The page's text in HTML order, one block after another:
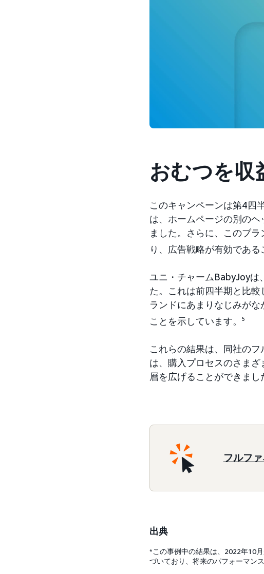
おむつを収
このキャンペーンは第4四
は、ホームページの別の
ました。さらに、このブラ
り、広告戦略が有効である
ユニ・チャームBabyJoyは
た。これは前四半期と比
ランドにあまりなじみが
ことを示しています。
5
これらの結果は、同社の
は、購入プロセスのさまざ
層を広げることができまし
フルフ
出典
*この事例中の結果は、2022年10
づいており、将来のパフォーマン